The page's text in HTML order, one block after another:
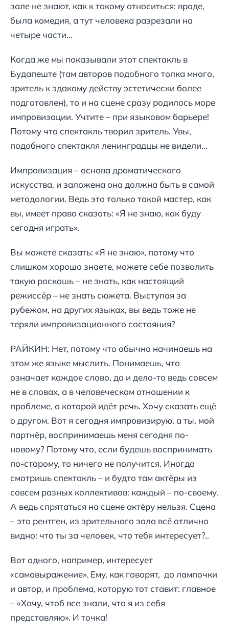
зале не знают, как к такому относиться: вроде,
была комедия, а тут человека разрезали на
четыре части...
Когда же мы показывали этот спектакль в
Будапеште (там авторов подобного толка много,
зритель к эдакому действу эстетически более
подготовлен), то и на сцене сразу родилось море
импровизации. Учтите – при языковом барьере!
Потому что спектакль творил зритель. Увы,
подобного спектакля ленинградцы не видели...
Импровизация – основа драматического
искусства, и заложена она должна быть в самой
методологии. Ведь это только такой мастер, как
вы, имеет право сказать: «Я не знаю, как буду
сегодня играть».
Вы можете сказать: «Я не знаю», потому что
слишком хорошо знаете, можете себе позволить
такую роскошь – не знать, как настоящий
режиссёр – не знать сюжета. Выступая за
рубежом, на других языках, вы ведь тоже не
теряли импровизационного состояния?
РАЙКИН: Нет, потому что обычно начинаешь на
этом же языке мыслить. Понимаешь, что
означает каждое слово, да и дело-то ведь совсем
не в словах, а в человеческом отношении к
проблеме, о которой идёт речь. Хочу сказать ещё
о другом. Вот я сегодня импровизирую, а ты, мой
партнёр, воспринимаешь меня сегодня по-
новому? Потому что, если будешь воспринимать
по-старому, то ничего не получится. Иногда
смотришь спектакль – и будто там актёры из
совсем разных коллективов: каждый – по-своему.
А ведь спрятаться на сцене актёру нельзя. Сцена
– это рентген, из зрительного зала всё отлично
видно: что ты за человек, что тебя интересует?..
Вот одного, например, интересует
«самовыражение». Ему, как говорят, до лампочки
и автор, и проблема, которую тот ставит: главное
– «Хочу, чтоб все знали, что я из себя
представляю». И точка!